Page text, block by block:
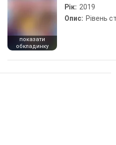
показати
обкладинку
Рік: 2019
Опис: Рівень